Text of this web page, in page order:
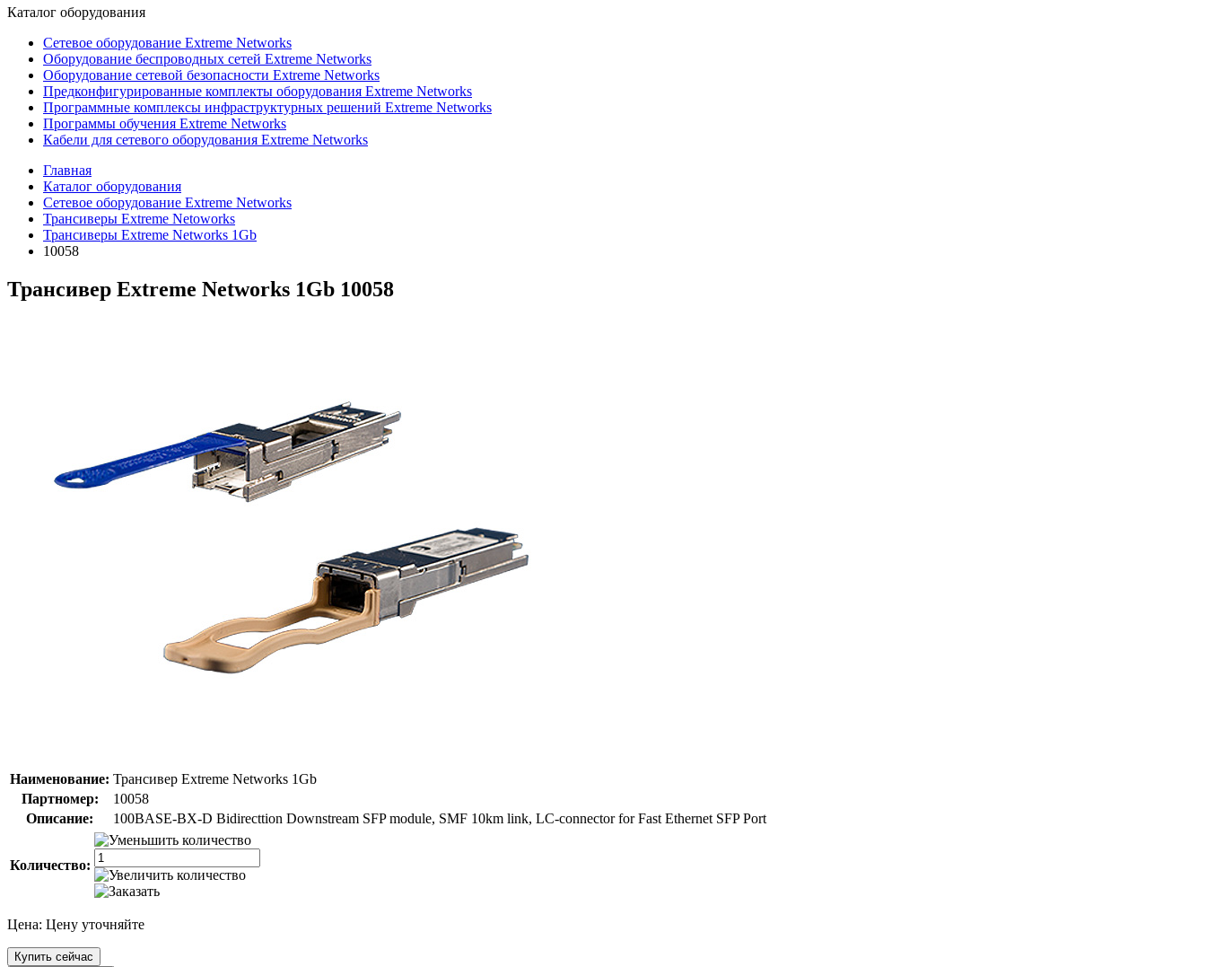
Каталог оборудования
Сетевое оборудование Extreme Networks
Оборудование беспроводных сетей Extreme Networks
Оборудование сетевой безопасности Extreme Networks
Предконфигурированные комплекты оборудования Extreme Networks
Программные комплексы инфраструктурных решений Extreme Networks
Программы обучения Extreme Networks
Кабели для сетевого оборудования Extreme Networks
Главная
Каталог оборудования
Сетевое оборудование Extreme Networks
Трансиверы Extreme Netoworks
Трансиверы Extreme Networks 1Gb
10058
Трансивер Extreme Networks 1Gb 10058
Наименование: Трансивер Extreme Networks 1Gb
Партномер:
10058
Описание:
100BASE-BX-D Bidirecttion Downstream SFP module, SMF 10km link, LC-connector for Fast Ethernet SFP Port
Количество:
Цена: Цену уточняйте
Купить сейчас